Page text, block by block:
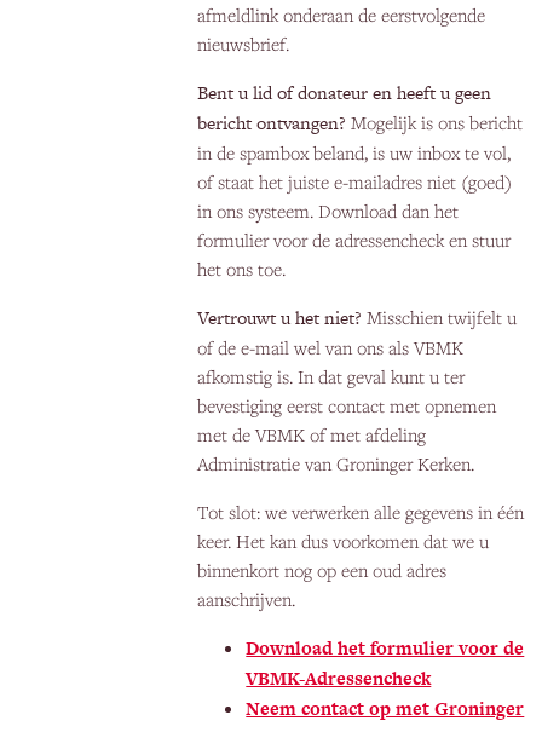
afmeldlink onderaan de eerstvolgende
nieuwsbrief.
Bent u lid of donateur en heeft u geen
bericht ontvangen?Mogelijk is ons bericht
in de spambox beland, is uw inbox te vol,
of staat het juiste e-mailadres niet (goed)
in ons systeem. Download dan het
formulier voor de adressencheck en stuur
het ons toe.
Vertrouwt u het niet?Misschien twijfelt u
of de e-mail wel van ons als VBMK
afkomstig is. In dat geval kunt u ter
bevestiging eerst contact met opnemen
met de VBMK of met afdeling
Administratie van Groninger Kerken.
Tot slot: we verwerken alle gegevens in één
keer. Het kan dus voorkomen dat we u
binnenkort nog op een oud adres
aanschrijven.
Download het formulier voor de
VBMK-Adressencheck
Neem contact op met Groninger